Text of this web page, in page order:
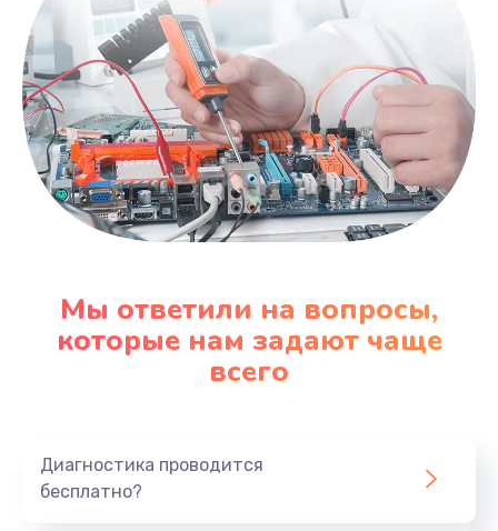
Мы ответили на вопросы,
которые нам задают чаще
всего
Диагностика проводится
бесплатно?